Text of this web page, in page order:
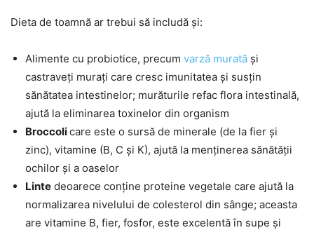
Dieta de toamnă ar trebui să includă și:
Alimente cu probiotice, precum varză murată și
castraveți murați care cresc imunitatea și susțin
sănătatea intestinelor; murăturile refac flora intestinală,
ajută la eliminarea toxinelor din organism
Broccolicare este o sursă de minerale (de la fier și
zinc), vitamine (B, C și K), ajută la menținerea sănătății
ochilor și a oaselor
Linte deoarece conține proteine vegetale care ajută la
normalizarea nivelului de colesterol din sânge; aceasta
are vitamine B, fier, fosfor, este excelentă în supe și